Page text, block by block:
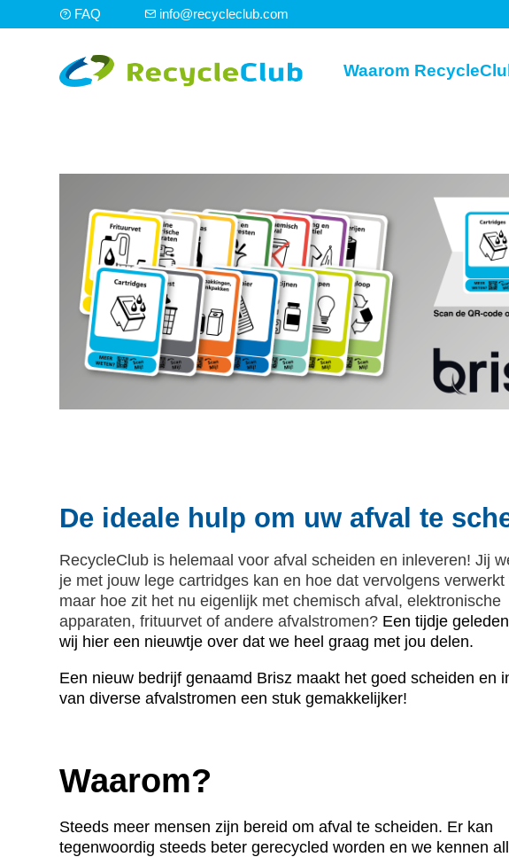
FAQ info@recycleclub.com
Waarom
De ideale hulp om uw afval te
RecycleClub is helemaal voor afval scheiden en inleveren! Jij
je met jouw lege cartridges kan en hoe dat vervolgens verwerkt
maar hoe zit het nu eigenlijk met chemisch afval, elektronische
apparaten, frituurvet of andere afvalstromen? Een tijdje
wij hier een nieuwtje over dat we heel graag met jou delen.
Een nieuw bedrijf genaamd Brisz maakt het goed scheiden en
van diverse afvalstromen een stuk gemakkelijker!
Waarom?
Steeds meer mensen zijn bereid om afval te scheiden. Er kan
tegenwoordig steeds beter gerecycled worden en we kennen